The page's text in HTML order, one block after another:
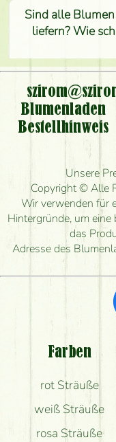
Sind alle
liefern? Wie
Ist der
Kann ich den
nehmen
Ist eine
Wie lange kann
Wie schnell
herstellen und
Ich suche
Welche
Bekomme ich
Blumenladen
Bestellhinweis
Unsere
Copyright © Alle
Wir verwenden für
Hintergründe, um
das
Adresse des
Farben
rot Sträuße
weiß Sträuße
rosa Sträuße